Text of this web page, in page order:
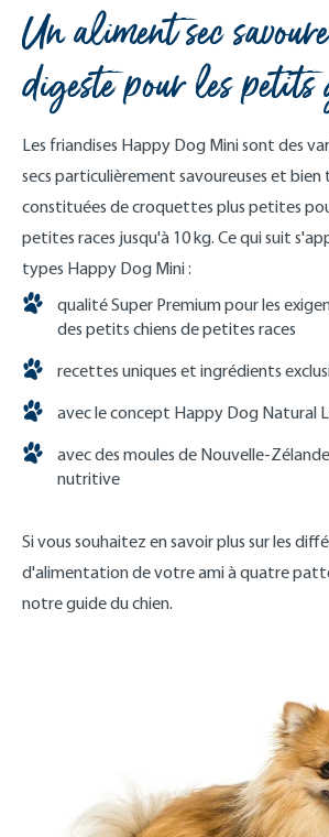
Un aliment sec
digeste pour les petits
Les friandises Happy Dog Mini sont des
secs particulièrement savoureuses et bien
constituées de croquettes plus petites
petites races jusqu'à 10 kg. Ce qui suit
types Happy Dog Mini :
qualité Super Premium pour les
des petits chiens de petites races
recettes uniques et ingrédients
avec le concept Happy Dog Natural
avec des moules de Nouvelle-
nutritive
Si vous souhaitez en savoir plus sur les
d'alimentation de votre ami à quatre
notre guide du chien.